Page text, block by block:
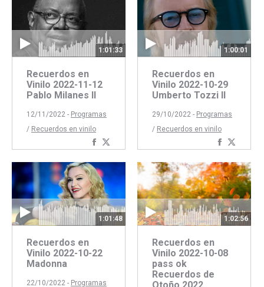
1:01:33
Recuerdos en
Vinilo 2022-11-12
Pablo Milanes II
12/11/2022 - Programas
/ Recuerdos en vinilo
Compartir
Facebook
Twitter
1:00:01
Recuerdos en
Vinilo 2022-10-29
Umberto Tozzi II
29/10/2022 - Programas
/ Recuerdos en vinilo
Compartir
1:01:48
Recuerdos en
Vinilo 2022-10-22
Madonna
22/10/2022 - Programas
1:02:56
Recuerdos en
Vinilo 2022-10-08
pass ok
Recuerdos de